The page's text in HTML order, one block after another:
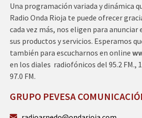
Una programación variada y dinámica
Radio Onda Rioja te puede ofrecer
cada vez más, nos eligen para anunciar
sus productos y servicios. Esperamos
también para escucharnos en online
en los diales radiofónicos del 95.2 FM.,
97.0 FM.
GRUPO PEVESA